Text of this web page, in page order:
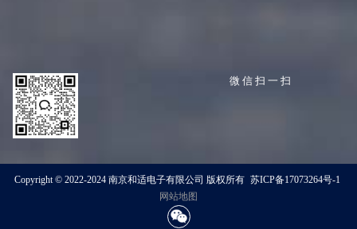
微信扫一扫
Copyright © 2022-2024 南京和适电子有限公司 版权所有 苏ICP备17073264号-1
网站地图